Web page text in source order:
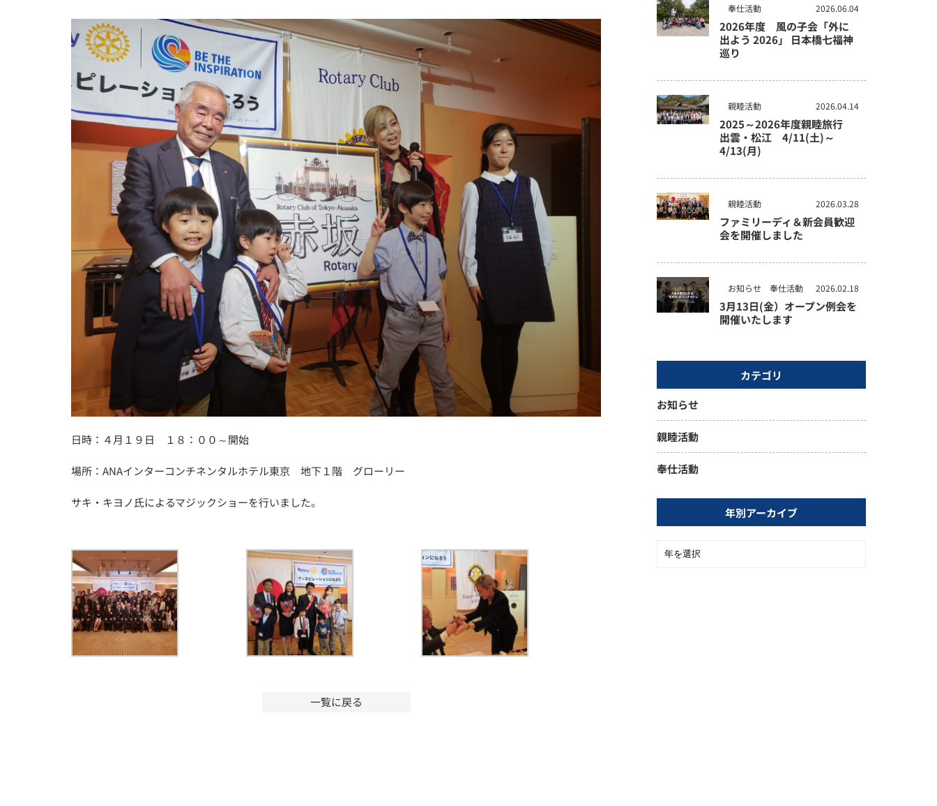
日時：４月１９日 １８：００～開始
場所：ANAインターコンチネンタルホテル東京 地下１階 グローリー
サキ・キヨノ氏によるマジックショーを行いました。
一覧に戻る
奉仕活動 2026.06.04
2026年度 風の子会「外に
出よう 2026」 日本橋七福神
巡り
親睦活動 2026.04.14
2025～2026年度親睦旅行
出雲・松江 4/11(土)～
4/13(月)
親睦活動 2026.03.28
ファミリーディ＆新会員歓迎
会を開催しました
お知らせ 奉仕活動 2026.02.18
3月13日(金）オープン例会を
開催いたします
カテゴリ
お知らせ
親睦活動
奉仕活動
年別アーカイブ